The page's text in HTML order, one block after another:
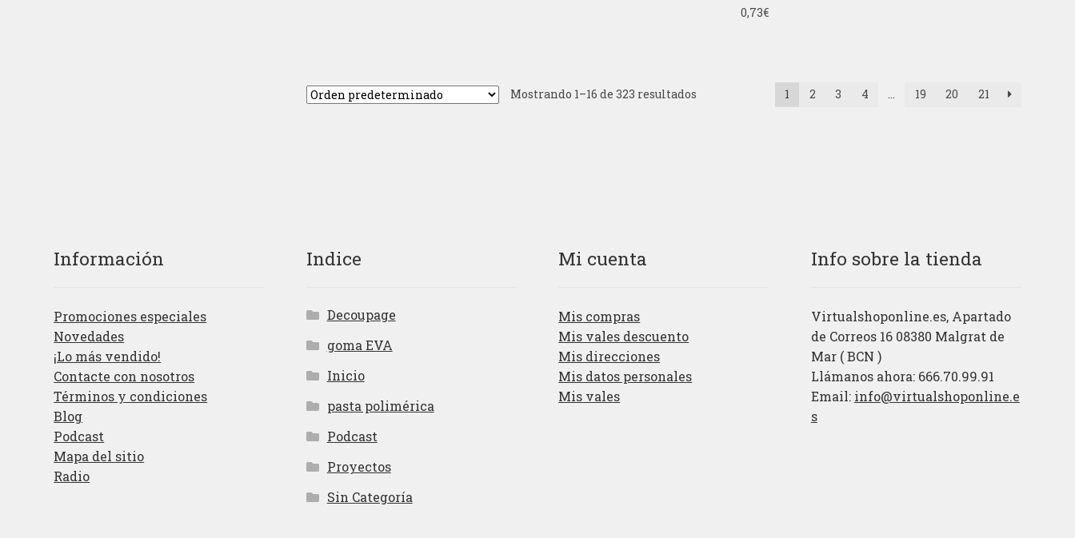
0,73€
Mostrando 1–16 de 323 resultados 1 2 3 4 … 19 20 21
Información
Promociones especiales
Novedades
¡Lo más vendido!
Contacte con nosotros
Términos y condiciones
Blog
Podcast
Mapa del sitio
Radio
Indice
Decoupage
goma EVA
Inicio
pasta polimérica
Podcast
Proyectos
Sin Categoría
Mi cuenta
Mis compras
Mis vales descuento
Mis direcciones
Mis datos personales
Mis vales
Info sobre la tienda
Virtualshoponline.es, Apartado
de Correos 16 08380 Malgrat de
Mar ( BCN )
Llámanos ahora: 666.70.99.91
Email: info@virtualshoponline.e
s